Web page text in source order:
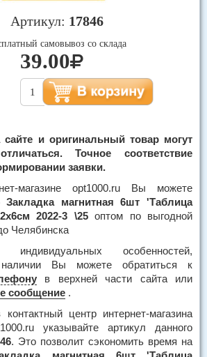
Артикул: 17846
самовывоз со склада
39.00
и оригинальный товар могут
Точное соответствие
заявки.
магазине opt1000.ru Вы можете
Закладка магнитная 6шт 'Таблица
2022-3 \25оптом по выгодной
Челябинска
особенностей,
Вы можете обратиться к
в верхней части сайта или
сообщение .
центр интернет-магазина
указывайте артикул данного
. Это позволит сэкономить время на